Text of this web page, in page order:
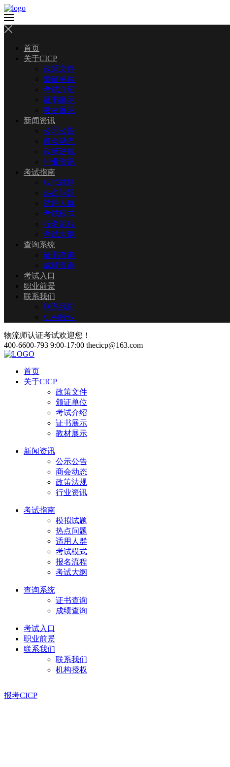
首页
关于CICP
政策文件
颁证单位
考试介绍
证书展示
教材展示
新闻资讯
公示公告
商会动态
政策法规
行业资讯
考试指南
模拟试题
热点问题
适用人群
考试模式
报名流程
考试大纲
查询系统
证书查询
成绩查询
考试入口
职业前景
联系我们
联系我们
机构授权
物流师认证考试欢迎您！
400-6600-793 9:00-17:00 thecicp@163.com
首页
关于CICP
政策文件
颁证单位
考试介绍
证书展示
教材展示
新闻资讯
公示公告
商会动态
政策法规
行业资讯
考试指南
模拟试题
热点问题
适用人群
考试模式
报名流程
考试大纲
查询系统
证书查询
成绩查询
考试入口
职业前景
联系我们
联系我们
机构授权
报考CICP